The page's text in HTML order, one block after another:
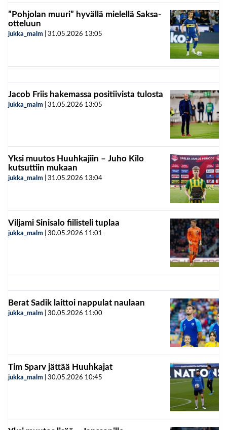
”Pohjolan muuri” hyvällä mielellä Saksa-
otteluun
jukka_malm 31.05.2026 13:05
Jacob Friis hakemassa positiivista tulosta
jukka_malm 31.05.2026 13:05
Yksi muutos Huuhkajiin – Juho Kilo
kutsuttiin mukaan
jukka_malm 31.05.2026 13:04
Viljami Sinisalo fiilisteli tuplaa
jukka_malm 30.05.2026 11:01
Berat Sadik laittoi nappulat naulaan
jukka_malm 30.05.2026 11:00
Tim Sparv jättää Huuhkajat
jukka_malm 30.05.2026 10:45